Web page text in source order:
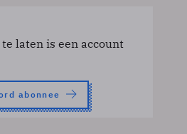
laten is een account
abonnee